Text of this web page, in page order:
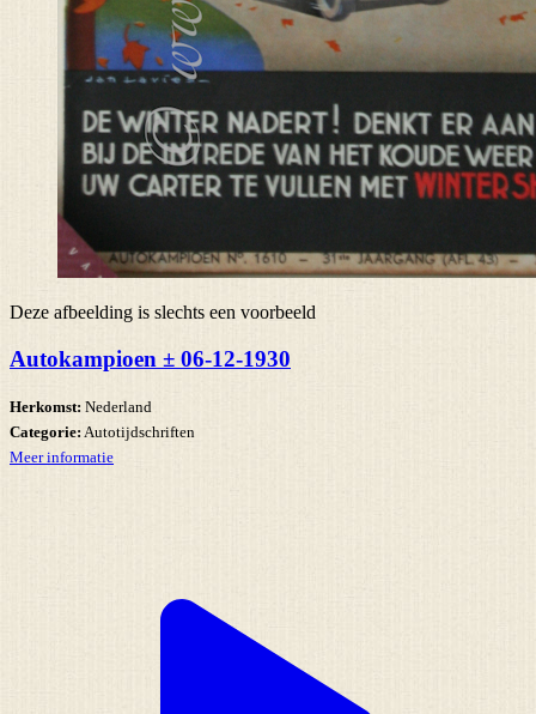
Deze afbeelding is slechts een voorbeeld
Autokampioen ± 06-12-1930
Herkomst: Nederland
Categorie: Autotijdschriften
Meer informatie